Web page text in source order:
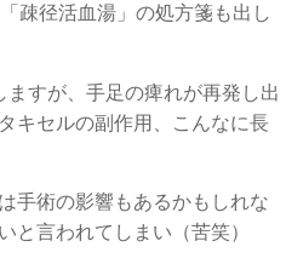
疎径活血湯」の処方箋も出し
すが、手足の痺れが再発し出
キセルの副作用、こんなに長
手術の影響もあるかもしれな
と言われてしまい（苦笑）